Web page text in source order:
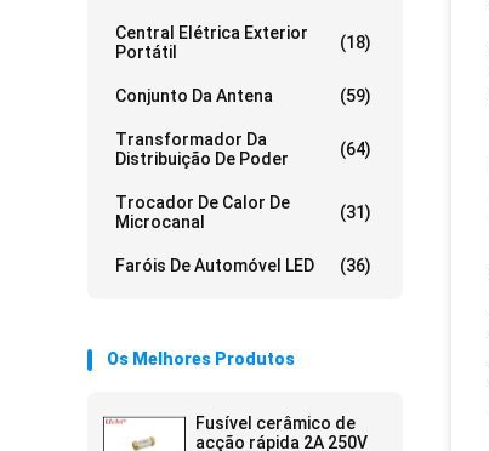
Central Elétrica Exterior
Portátil
(18)
Conjunto Da Antena (59)
Transformador Da
Distribuição De Poder
(64)
Trocador De Calor De
Microcanal
(31)
Faróis De Automóvel LED (36)
Os Melhores Produtos
Fusível cerâmico de
acção rápida 2A 250V